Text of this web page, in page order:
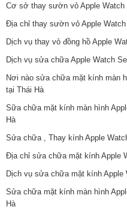
Cơ sở thay sườn vỏ Apple Watch
Địa chỉ thay sườn vỏ Apple
Dịch vụ thay vỏ đồng hồ Apple
Dịch vụ sửa chữa Apple Watch
Nơi nào sửa chữa mặt kính màn
tại Thái Hà
Sữa chữa mặt kính màn hình
Hà
Sửa chữa , Thay kính Apple
Địa chỉ sửa chữa mặt kính Apple
Dịch vụ sửa chữa mặt kính Apple
Sửa chữa mặt kính màn hình
Hà